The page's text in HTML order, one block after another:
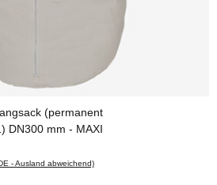
(permanent
DN300 mm - MAXI
- Ausland abweichend)